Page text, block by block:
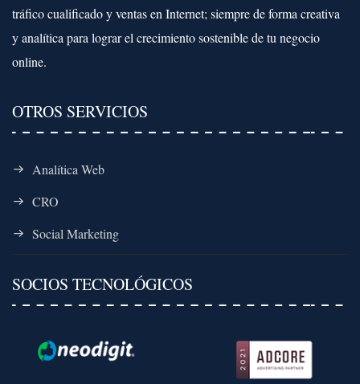
tráfico cualificado y ventas en Internet; siempre de forma creativa
y analítica para lograr el crecimiento sostenible de tu negocio
online.
OTROS SERVICIOS
Analítica Web
CRO
Social Marketing
SOCIOS TECNOLÓGICOS